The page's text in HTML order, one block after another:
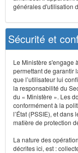
générales d'utilisation
Sécurité et
Le Ministère s'engage
permettant de garantir
que l’utilisateur lui
la responsabilité du
du « Ministère ». Les
conformément à la
l’État (PSSIE), et
matière de protection
La nature des
décrites ici, est :